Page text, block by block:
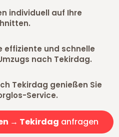
individuell auf Ihre
effiziente und schnelle
nach Tekirdag.
Tekirdag genießen Sie
Service.
→ Tekirdag anfragen